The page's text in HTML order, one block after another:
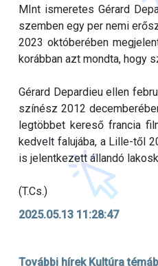
MInt ismeretes Gérard
szemben egy per nemi
2023 októberében
korábban azt mondta, hogy
Gérard Depardieu ellen
színész 2012
legtöbbet kereső francia
kedvelt falujába, a Lille-től
is jelentkezett állandó
(T.Cs.)
2025.05.13 11:28:47
További hírek Kultúra